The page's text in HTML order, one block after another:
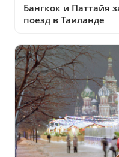
Бангкок и Паттайя
поезд в Таиланде